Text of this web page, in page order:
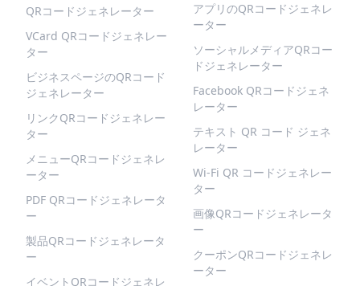
QRコードジェネレーター
VCard QRコードジェネレー
ター
ビジネスページのQRコード
ジェネレーター
リンクQRコードジェネレー
ター
メニューQRコードジェネレ
ーター
PDF QRコードジェネレータ
ー
製品QRコードジェネレータ
ー
イベントQRコードジェネレ
アプリのQRコードジェネレ
ーター
ソーシャルメディアQRコー
ドジェネレーター
Facebook QRコードジェネ
レーター
テキスト QR コード ジェネ
レーター
Wi-Fi QR コードジェネレー
ター
画像QRコードジェネレータ
ー
クーポンQRコードジェネレ
ーター